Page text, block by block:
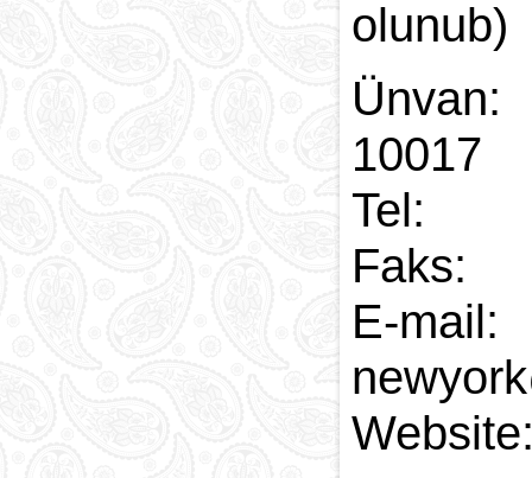
olunub)
10017
Tel: